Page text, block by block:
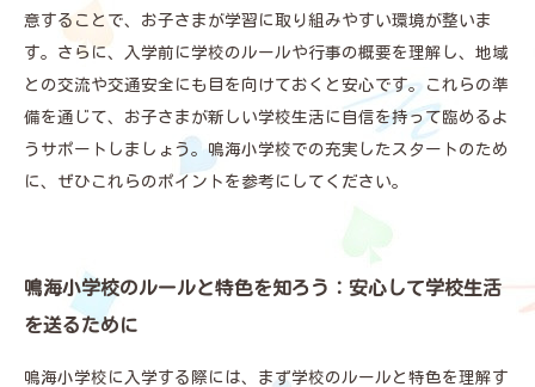
意することで、お子さまが学習に取り組みやすい環境が整いま
す。さらに、入学前に学校のルールや行事の概要を理解し、地域
との交流や交通安全にも目を向けておくと安心です。これらの準
備を通じて、お子さまが新しい学校生活に自信を持って臨めるよ
うサポートしましょう。鳴海小学校での充実したスタートのため
に、ぜひこれらのポイントを参考にしてください。
鳴海小学校のルールと特色を知ろう：安心して学校生活
を送るために
鳴海小学校に入学する際には、まず学校のルールと特色を理解す